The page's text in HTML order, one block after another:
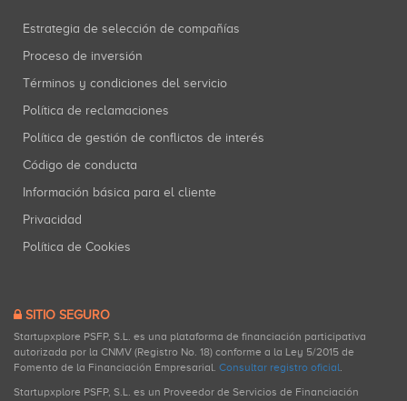
Estrategia de selección de compañías
Proceso de inversión
Términos y condiciones del servicio
Política de reclamaciones
Política de gestión de conflictos de interés
Código de conducta
Información básica para el cliente
Privacidad
Política de Cookies
SITIO SEGURO
Startupxplore PSFP, S.L. es una plataforma de financiación participativa
autorizada por la CNMV (Registro No. 18) conforme a la Ley 5/2015 de
Fomento de la Financiación Empresarial. Consultar registro oficial.
Startupxplore PSFP, S.L. es un Proveedor de Servicios de Financiación